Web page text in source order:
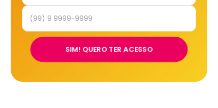
SIM! QUERO TER ACESSO